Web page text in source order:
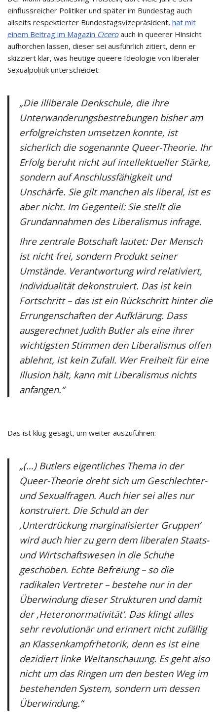
einflussreicher Politiker und später im Bundestag auch
allseits respektierter Bundestagsvizepräsident, hat mit
einem Beitrag im Magazin Cicero auch in queerer Hinsicht
aufhorchen lassen, dieser sei ausführlich zitiert, denn er
skizziert klar, was heutige queere Ideologie von liberaler
Sexualpolitik unterscheidet:
„Die illiberale Denkschule, die ihre
Unterwanderungsbestrebungen bisher am
erfolgreichsten umsetzen konnte, ist
sicherlich die sogenannte Queer-Theorie. Ihr
Erfolg beruht nicht auf intellektueller Stärke,
sondern auf Anschlussfähigkeit und
Unschärfe. Sie gilt manchen als liberal, ist es
aber nicht. Im Gegenteil: Sie stellt die
Grundannahmen des Liberalismus infrage.
Ihre zentrale Botschaft lautet: Der Mensch
ist nicht frei, sondern Produkt seiner
Umstände. Verantwortung wird relativiert,
Individualität dekonstruiert. Das ist kein
Fortschritt – das ist ein Rückschritt hinter die
Errungenschaften der Aufklärung. Dass
ausgerechnet Judith Butler als eine ihrer
wichtigsten Stimmen den Liberalismus offen
ablehnt, ist kein Zufall. Wer Freiheit für eine
Illusion hält, kann mit Liberalismus nichts
anfangen.“
Das ist klug gesagt, um weiter auszuführen:
„(…) Butlers eigentliches Thema in der
Queer-Theorie dreht sich um Geschlechter-
und Sexualfragen. Auch hier sei alles nur
konstruiert. Die Schuld an der
‚Unterdrückung marginalisierter Gruppen‘
wird auch hier zu gern dem liberalen Staats-
und Wirtschaftswesen in die Schuhe
geschoben. Echte Befreiung – so die
radikalen Vertreter – bestehe nur in der
Überwindung dieser Strukturen und damit
der ‚Heteronormativität‘. Das klingt alles
sehr revolutionär und erinnert nicht zufällig
an Klassenkampfrhetorik, denn es ist eine
dezidiert linke Weltanschauung. Es geht also
nicht um das Ringen um den besten Weg im
bestehenden System, sondern um dessen
Überwindung.“